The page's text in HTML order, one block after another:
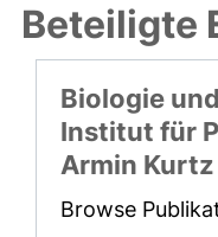
Beteiligte
Biologie
Institut für
Armin Kurtz
Browse